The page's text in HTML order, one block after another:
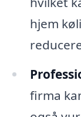
hjem
firma